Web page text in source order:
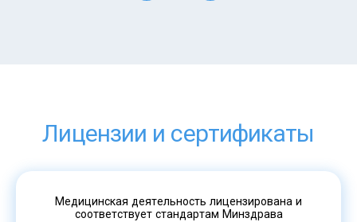
Лицензии и сертификаты
Медицинская деятельность лицензирована и
соответствует стандартам Минздрава